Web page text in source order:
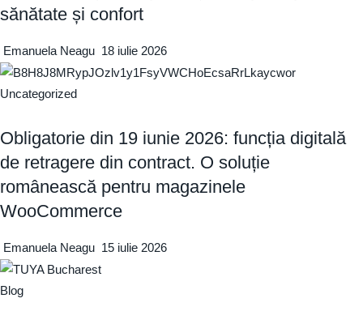
sănătate și confort
Emanuela Neagu 18 iulie 2026
Uncategorized
Obligatorie din 19 iunie 2026: funcția digitală
de retragere din contract. O soluție
românească pentru magazinele
WooCommerce
Emanuela Neagu 15 iulie 2026
Blog